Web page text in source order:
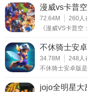
漫威vs卡普
72.64M 260人
《漫威VS卡普
不休骑士安
34.78M 248 人
不休骑士安卓版
jojo全明星大